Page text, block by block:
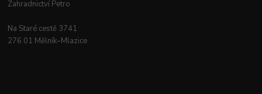
Zahradnictví Petro
Na Staré cestě 3741
276 01 Mělník–Mlazice